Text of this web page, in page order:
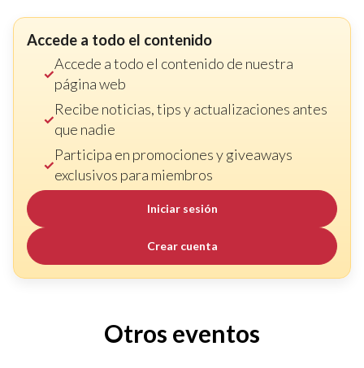
Accede a todo el contenido
Accede a todo el contenido de nuestra
página web
Recibe noticias, tips y actualizaciones antes
que nadie
Participa en promociones y giveaways
exclusivos para miembros
Iniciar sesión
Crear cuenta
Otros eventos